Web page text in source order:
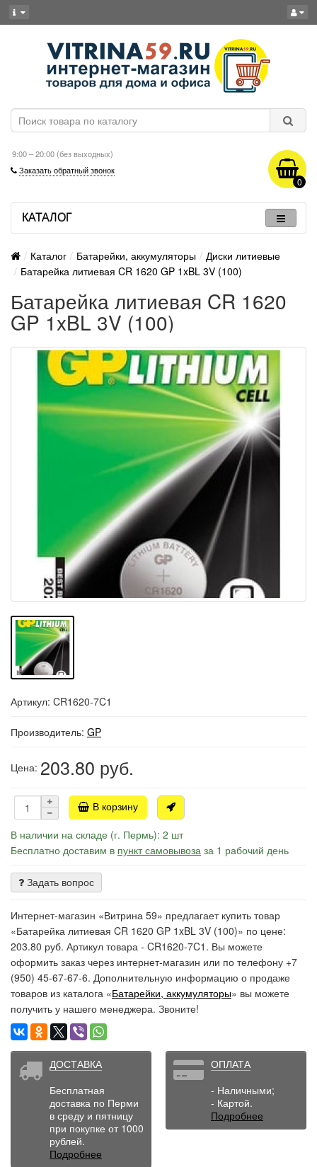
9:00 – 20:00 (без выходных)
Заказать обратный звонок
0
КАТАЛОГ
Каталог Батарейки, аккумуляторы
Диски литиевые
Батарейка литиевая CR 1620 GP 1xBL 3V (100)
Батарейка литиевая CR 1620
GP 1xBL 3V (100)
Артикул: CR1620-7C1
Производитель: GP
Цена: 203.80 руб.
В корзину
В наличии на складе (г. Пермь): 2 шт
Бесплатно доставим в пункт самовывоза за 1 рабочий день
Задать вопрос
Интернет-магазин «Витрина 59» предлагает купить товар
«Батарейка литиевая CR 1620 GP 1xBL 3V (100)» по цене:
203.80 руб. Артикул товара - CR1620-7C1. Вы можете
оформить заказ через интернет-магазин или по телефону +7
(950) 45-67-67-6. Дополнительную информацию о продаже
товаров из каталога «Батарейки, аккумуляторы» вы можете
получить у нашего менеджера. Звоните!
ДОСТАВКА
Бесплатная
доставка по Перми
в среду и пятницу
при покупке от 1000
рублей.
Подробнее
ОПЛАТА
- Наличными;
- Картой.
Подробнее